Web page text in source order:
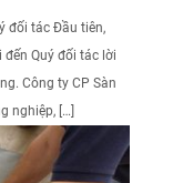
đối tác Đầu tiên,
Quý đối tác lời
Công ty CP Sàn
nghiệp, […]